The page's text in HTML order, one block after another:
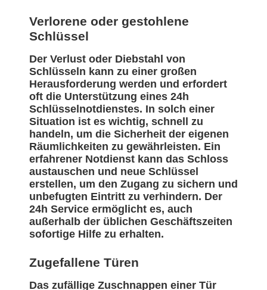
Verlorene oder gestohlene
Schlüssel
Der Verlust oder Diebstahl von
Schlüsseln kann zu einer großen
Herausforderung werden und erfordert
oft die Unterstützung eines 24h
Schlüsselnotdienstes. In solch einer
Situation ist es wichtig, schnell zu
handeln, um die Sicherheit der eigenen
Räumlichkeiten zu gewährleisten. Ein
erfahrener Notdienst kann das Schloss
austauschen und neue Schlüssel
erstellen, um den Zugang zu sichern und
unbefugten Eintritt zu verhindern. Der
24h Service ermöglicht es, auch
außerhalb der üblichen Geschäftszeiten
sofortige Hilfe zu erhalten.
Zugefallene Türen
Das zufällige Zuschnappen einer Tür